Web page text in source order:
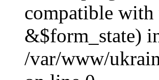
compatible
&$form_state)
/var/www/